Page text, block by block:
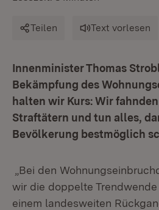
Teilen Text vorlesen
Innenminister Thomas
Bekämpfung des
halten wir Kurs: Wir
Straftätern und tun alles,
Bevölkerung bestmöglich
„Bei den
wir die doppelte
einem landesweiten